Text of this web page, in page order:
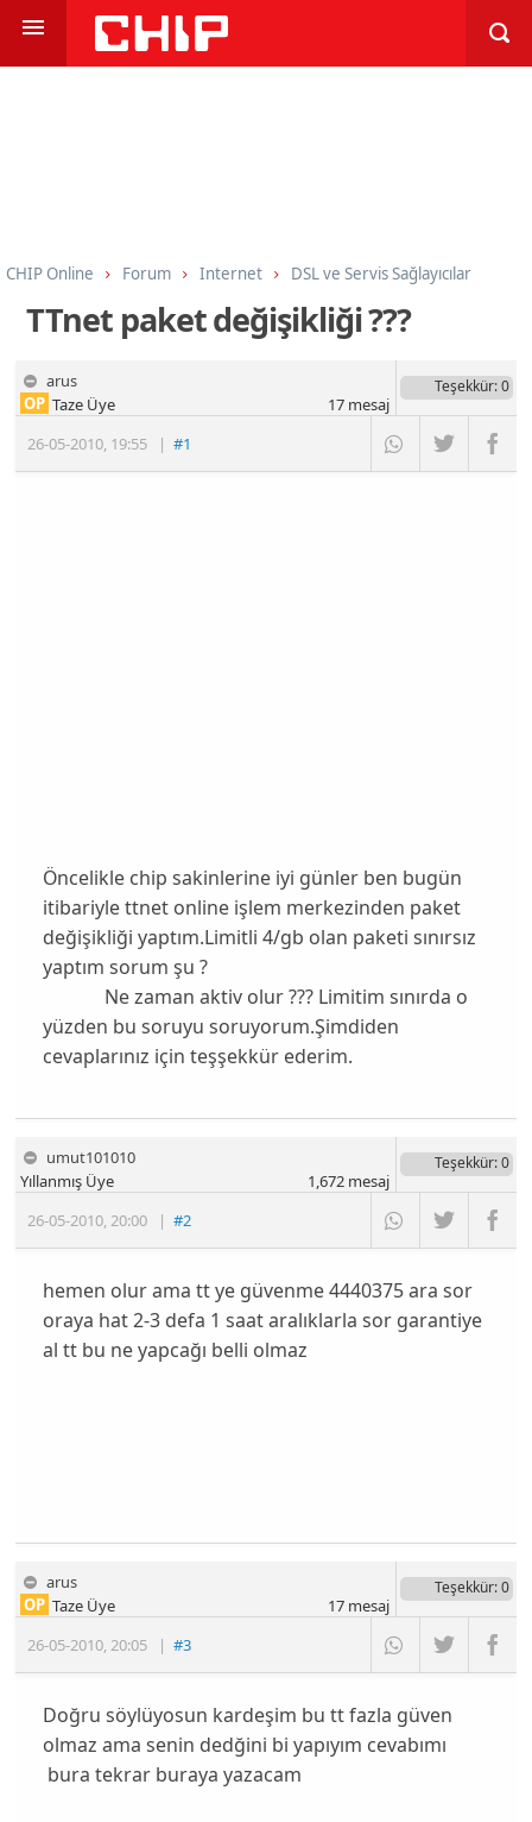
CHIP Online Forum Internet DSL ve Servis Sağlayıcılar
TTnet paket değişikliği ???
arus
26-05-2010, 19:55 |#1
OP Taze Üye
Teşekkür: 0
17mesaj
Öncelikle chip sakinlerine iyi günler ben bugün
itibariyle ttnet online işlem merkezinden paket
değişikliği yaptım.Limitli 4/gb olan paketi sınırsız
yaptım sorum şu ?
Ne zaman aktiv olur ??? Limitim sınırda o
yüzden bu soruyu soruyorum.Şimdiden
cevaplarınız için teşşekkür ederim.
umut101010
26-05-2010,20:00 |#2
Yıllanmış Üye
Teşekkür: 0
1,672mesaj
hemen olur ama tt ye güvenme 4440375 ara sor
oraya hat 2-3 defa 1 saat aralıklarla sor garantiye
al tt bu ne yapcağı belli olmaz
arus
26-05-2010,20:05 |#3
OP Taze Üye
Teşekkür: 0
17mesaj
Doğru söylüyosun kardeşim bu tt fazla güven
olmaz ama senin dedğini bi yapıyım cevabımı
bura tekrar buraya yazacam